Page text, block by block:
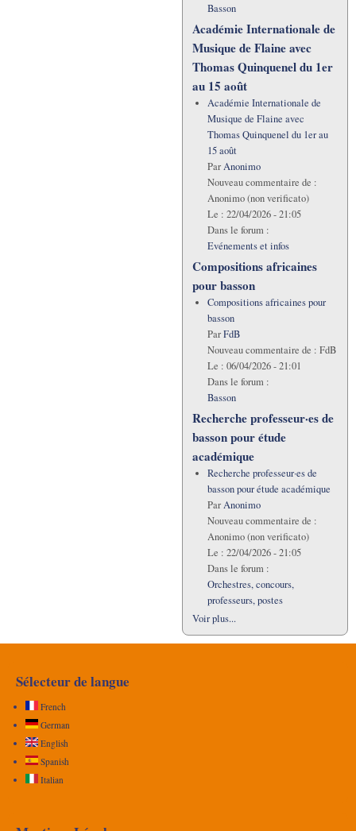
Basson
Académie Internationale de
Musique de Flaine avec
Thomas Quinquenel du 1er
au 15 août
Académie Internationale de
Musique de Flaine avec
Thomas Quinquenel du 1er au
15 août
ParAnonimo
Nouveau commentaire de :
Anonimo (non verificato)
Le : 22/04/2026 - 21:05
Dans le forum :
Evénements et infos
Compositions africaines
pour basson
Compositions africaines pour
basson
ParFdB
Nouveau commentaire de : FdB
Le : 06/04/2026 - 21:01
Dans le forum :
Basson
Recherche professeur·es de
basson pour étude
académique
Recherche professeur·es de
basson pour étude académique
ParAnonimo
Nouveau commentaire de :
Anonimo (non verificato)
Le : 22/04/2026 - 21:05
Dans le forum :
Orchestres, concours,
professeurs, postes
Voir plus...
Sélecteur de langue
French
German
English
Spanish
Italian